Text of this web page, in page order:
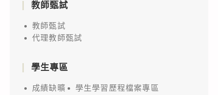
理
事
項」
告
項
教師甄試
教師甄試
代理教師甄試
學生專區
成績缺曠
學生學習歷程檔案專區